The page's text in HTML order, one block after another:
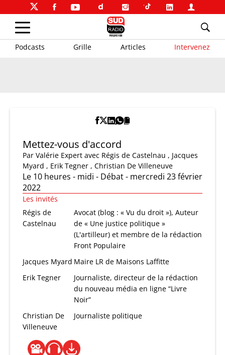
Podcasts Grille Articles Intervenez
Mettez-vous d'accord
Par Valérie Expert avec Régis de Castelnau , Jacques
Myard , Erik Tegner , Christian De Villeneuve
Le 10 heures - midi - Débat - mercredi 23 février
2022
Les invités
Régis de
Castelnau
Avocat (blog : « Vu du droit »), Auteur
de « Une justice politique »
(L'artilleur) et membre de la rédaction
Front Populaire
Jacques Myard Maire LR de Maisons Laffitte
Erik Tegner
Journaliste, directeur de la rédaction
du nouveau média en ligne “Livre
Noir”
Christian De
Villeneuve
Journaliste politique